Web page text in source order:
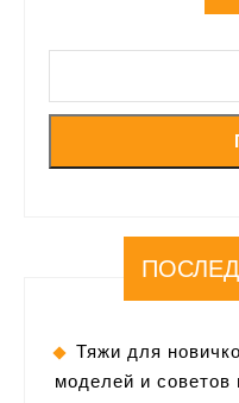
Тяжи для
моделей и советов